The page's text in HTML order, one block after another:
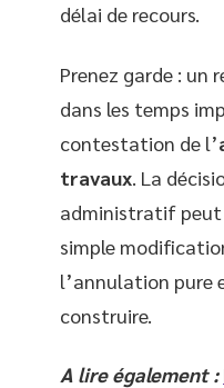
délai de recours.
Prenez garde : un
dans les temps
contestation de l’
travaux . La
administratif peut
simple
l’annulation pure
construire.
A lire également :